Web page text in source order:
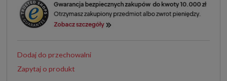
Dodaj do przechowalni
Zapytaj o produkt